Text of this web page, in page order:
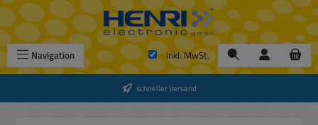
Zum Hauptinhalt springen
Navigation inkl. MwSt.
schneller Versand